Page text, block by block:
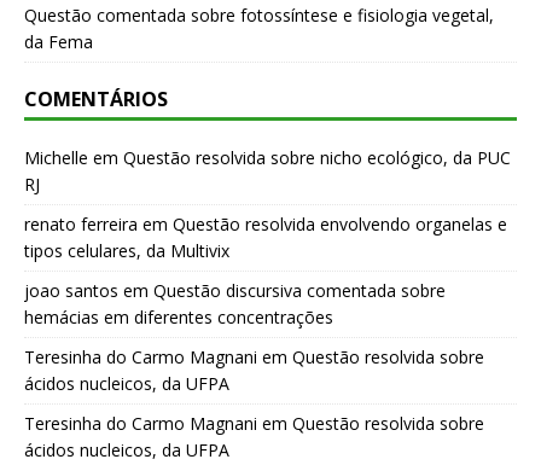
Questão comentada sobre fotossíntese e fisiologia vegetal,
da Fema
COMENTÁRIOS
Michelle em Questão resolvida sobre nicho ecológico, da PUC
RJ
renato ferreira em Questão resolvida envolvendo organelas e
tipos celulares, da Multivix
joao santos em Questão discursiva comentada sobre
hemácias em diferentes concentrações
Teresinha do Carmo Magnani em Questão resolvida sobre
ácidos nucleicos, da UFPA
Teresinha do Carmo Magnani em Questão resolvida sobre
ácidos nucleicos, da UFPA